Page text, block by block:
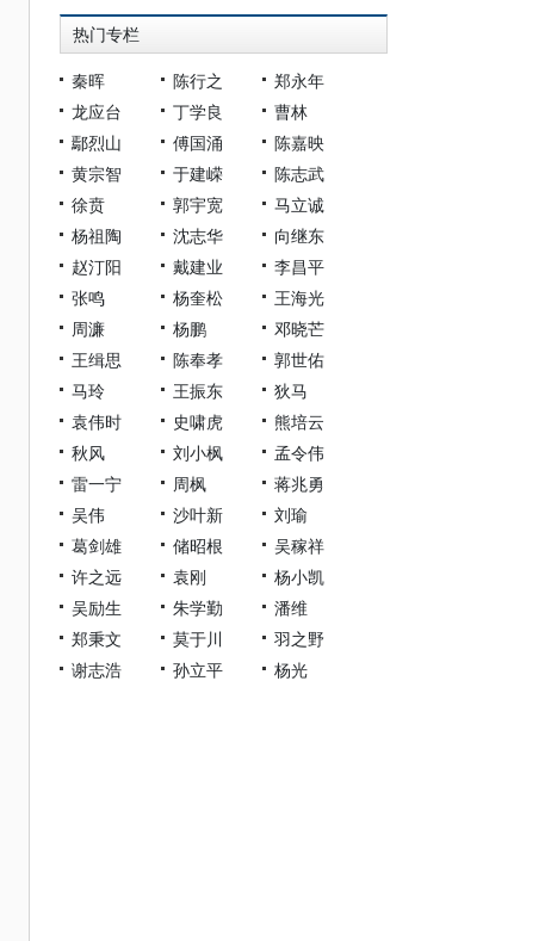
热门专栏
秦晖 陈行之
郑永年
龙应台
丁学良
曹林
鄢烈山
傅国涌
陈嘉映
黄宗智
于建嵘
陈志武
徐贲
郭宇宽
马立诚
杨祖陶
沈志华
向继东
赵汀阳
戴建业
李昌平
张鸣
杨奎松
王海光
周濂
杨鹏
邓晓芒
王缉思
陈奉孝
郭世佑
马玲
王振东
狄马
袁伟时
史啸虎
熊培云
秋风
刘小枫
孟令伟
雷一宁
周枫
蒋兆勇
吴伟
沙叶新
刘瑜
葛剑雄
储昭根
吴稼祥
许之远
袁刚
杨小凯
吴励生
朱学勤
潘维
郑秉文
莫于川
羽之野
谢志浩
孙立平 杨光